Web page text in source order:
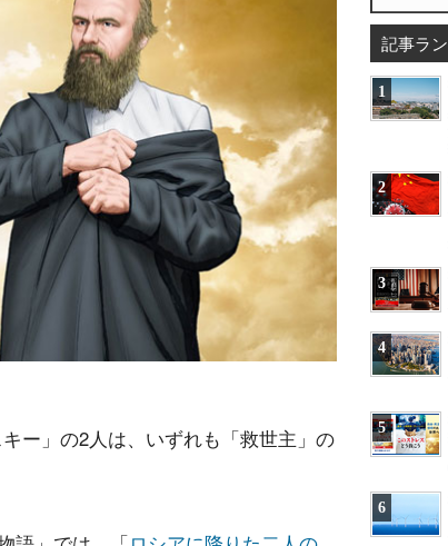
ー」の2人は、いずれも「救世主」の
記事ラ
1
2
3
4
5
6